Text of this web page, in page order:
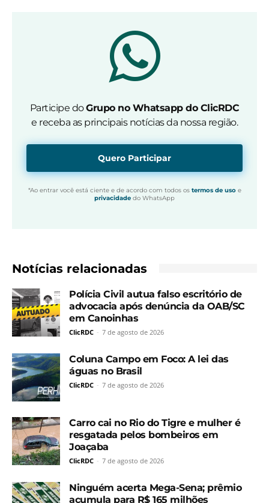
Participe doGrupo no Whatsapp do ClicRDC
e receba as principais notícias da nossa região.
Quero Participar
*Ao entrar você está ciente e de acordo com todos os termos de usoe
privacidade do WhatsApp
Notícias relacionadas
Polícia Civil autua falso escritório de
advocacia após denúncia da OAB/SC
em Canoinhas
ClicRDC - 7 de agosto de 2026
Coluna Campo em Foco: A lei das
águas no Brasil
ClicRDC - 7 de agosto de 2026
Carro cai no Rio do Tigre e mulher é
resgatada pelos bombeiros em
Joaçaba
ClicRDC - 7 de agosto de 2026
Ninguém acerta Mega-Sena; prêmio
acumula para R$ 165 milhões